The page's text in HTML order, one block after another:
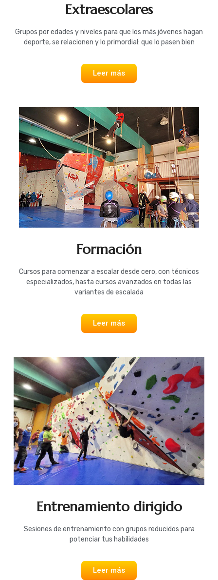
Extraescolares
Grupos por edades y niveles para que los más jóvenes hagan
deporte, se relacionen y lo primordial: que lo pasen bien
Leer más
Formación
Cursos para comenzar a escalar desde cero, con técnicos
especializados, hasta cursos avanzados en todas las
variantes de escalada
Leer más
Entrenamiento dirigido
Sesiones de entrenamiento con grupos reducidos para
potenciar tus habilidades
Leer más